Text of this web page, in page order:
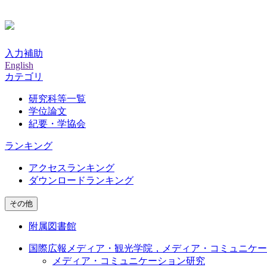
入力補助
English
カテゴリ
研究科等一覧
学位論文
紀要・学協会
ランキング
アクセスランキング
ダウンロードランキング
その他
附属図書館
国際広報メディア・観光学院，メディア・コミュニケ
メディア・コミュニケーション研究